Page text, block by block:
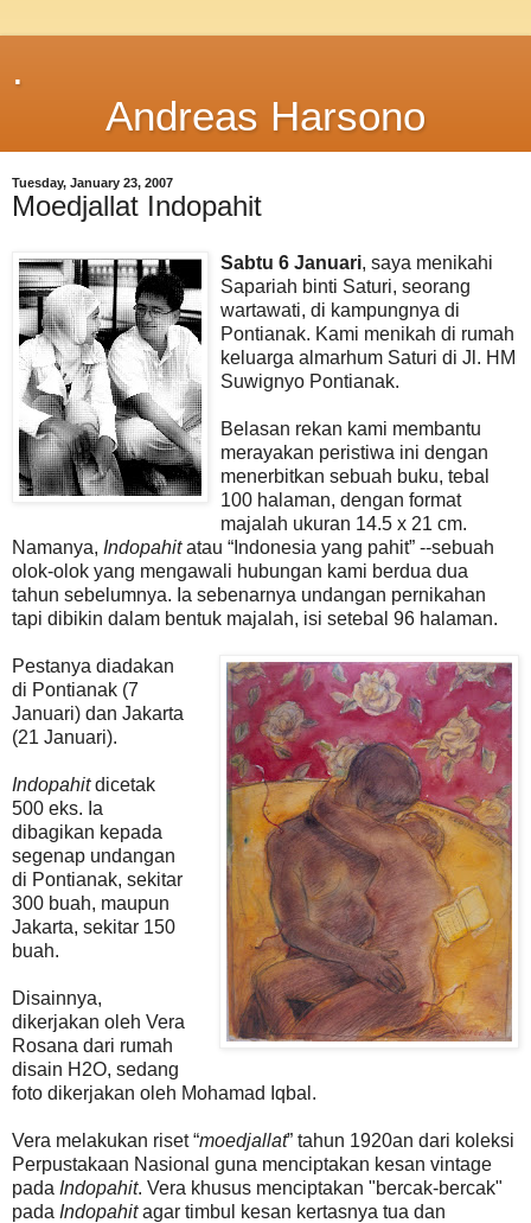
.
Andreas Harsono
Tuesday, January 23, 2007
Moedjallat Indopahit
Sabtu 6 Januari, saya menikahi
Sapariah binti Saturi, seorang
wartawati, di kampungnya di
Pontianak. Kami menikah di rumah
keluarga almarhum Saturi di Jl. HM
Suwignyo Pontianak.
Belasan rekan kami membantu
merayakan peristiwa ini dengan
menerbitkan sebuah buku, tebal
100 halaman, dengan format
majalah ukuran 14.5 x 21 cm.
Namanya, Indopahitatau “Indonesia yang pahit” --sebuah
olok-olok yang mengawali hubungan kami berdua dua
tahun sebelumnya. Ia sebenarnya undangan pernikahan
tapi dibikin dalam bentuk majalah, isi setebal 96 halaman.
Pestanya diadakan
di Pontianak (7
Januari) dan Jakarta
(21 Januari).
Indopahitdicetak
500 eks. Ia
dibagikan kepada
segenap undangan
di Pontianak, sekitar
300 buah, maupun
Jakarta, sekitar 150
buah.
Disainnya,
dikerjakan oleh Vera
Rosana dari rumah
disain H2O, sedang
foto dikerjakan oleh Mohamad Iqbal.
Vera melakukan riset “moedjallat” tahun 1920an dari koleksi
Perpustakaan Nasional guna menciptakan kesan vintage
pada Indopahit. Vera khusus menciptakan "bercak-bercak"
pada Indopahitagar timbul kesan kertasnya tua dan